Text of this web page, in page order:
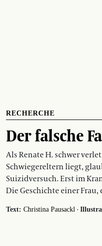
RECHERCHE
Der falsche
Als Renate H. schwer
Schwiegereltern liegt,
Suizidversuch. Erst im
Die Geschichte einer
Text: Christina Pausackl ·